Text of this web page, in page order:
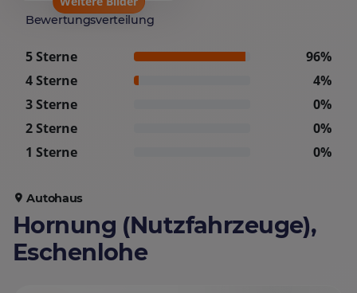
Bewertungsverteilung
5 Sterne
96%
4 Sterne
4%
3 Sterne
0%
2 Sterne
0%
1 Sterne
0%
Autohaus
Hornung (Nutzfahrzeuge),
Eschenlohe